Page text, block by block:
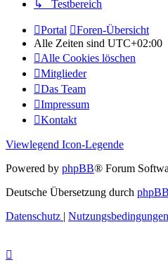
↳ Testbereich
Portal
Foren-Übersicht
Alle Zeiten sind UTC+02:00
Alle Cookies löschen
Mitglieder
Das Team
Impressum
Kontakt
Viewlegend Icon-Legende
Powered by phpBB® Forum
Deutsche Übersetzung durch
Datenschutz | Nutzungsbedingungen